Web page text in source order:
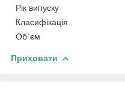
Рік випуску
Класифікація
Об`єм
Приховати